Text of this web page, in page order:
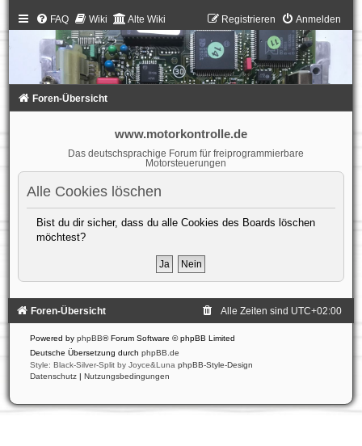
FAQ Wiki Alte Wiki Anmelden
Registrieren
Foren-Übersicht
www.motorkontrolle.de
Das deutschsprachige Forum für freiprogrammierbare
Motorsteuerungen
Alle Cookies löschen
Bist du dir sicher, dass du alle Cookies des Boards löschen
möchtest?
Foren-Übersicht Alle Zeiten sind UTC+02:00
Powered by phpBB® Forum Software © phpBB Limited
Deutsche Übersetzung durch phpBB.de
Style: Black-Silver-Split by Joyce&Luna phpBB-Style-Design
Datenschutz | Nutzungsbedingungen